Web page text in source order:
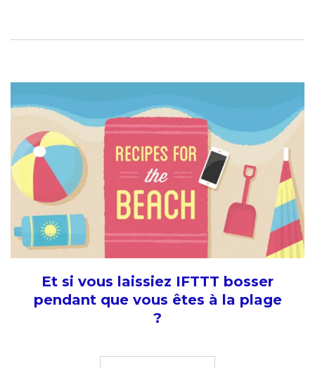
Et si vous laissiez IFTTT bosser
pendant que vous êtes à la plage
?